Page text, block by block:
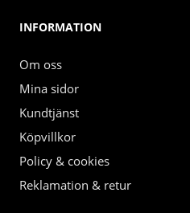
INFORMATION
Om oss
Mina sidor
Kundtjänst
Köpvillkor
Policy & cookies
Reklamation & retur